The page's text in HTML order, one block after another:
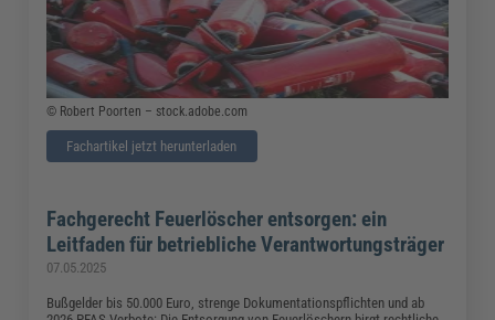
© Robert Poorten – stock.adobe.com
Fachartikel jetzt herunterladen
Fachgerecht Feuerlöscher entsorgen: ein
Leitfaden für betriebliche Verantwortungsträger
07.05.2025
Bußgelder bis 50.000 Euro, strenge Dokumentationspflichten und ab